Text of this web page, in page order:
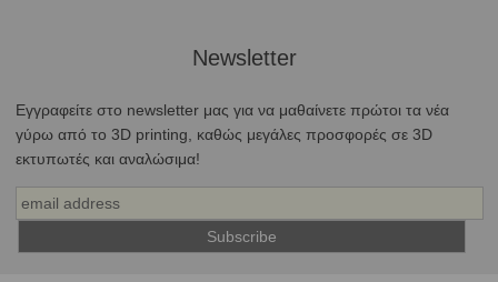
Newsletter
Εγγραφείτε στο newsletter μας για να μαθαίνετε πρώτοι τα νέα
γύρω από το 3D printing, καθώς μεγάλες προσφορές σε 3D
εκτυπωτές και αναλώσιμα!